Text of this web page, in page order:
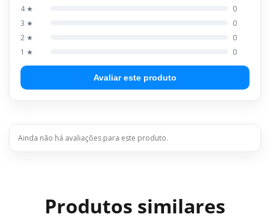
4 ★
0
3 ★
0
2 ★
0
1 ★
0
Avaliar este produto
Ainda não há avaliações para este produto.
Produtos similares